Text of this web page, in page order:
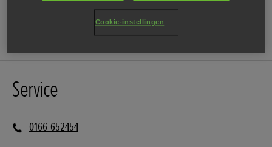
ONTVANG EEN ROUTEBESCHRIJVING
Service
0166-652454
Cookie-instellingen